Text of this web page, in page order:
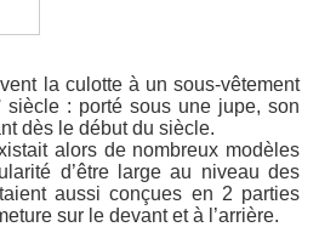
la culotte à un sous-vêtement
siècle : porté sous une jupe, son
dès le début du siècle.
alors de nombreux modèles
d’être large au niveau des
aussi conçues en 2 parties
sur le devant et à l’arrière.